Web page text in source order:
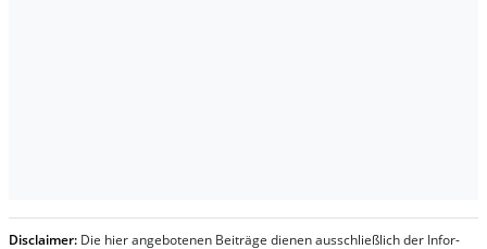
Dis­clai­mer: Die hier an­ge­bo­te­nen Bei­trä­ge die­nen aus­schließ­lich der In­for­